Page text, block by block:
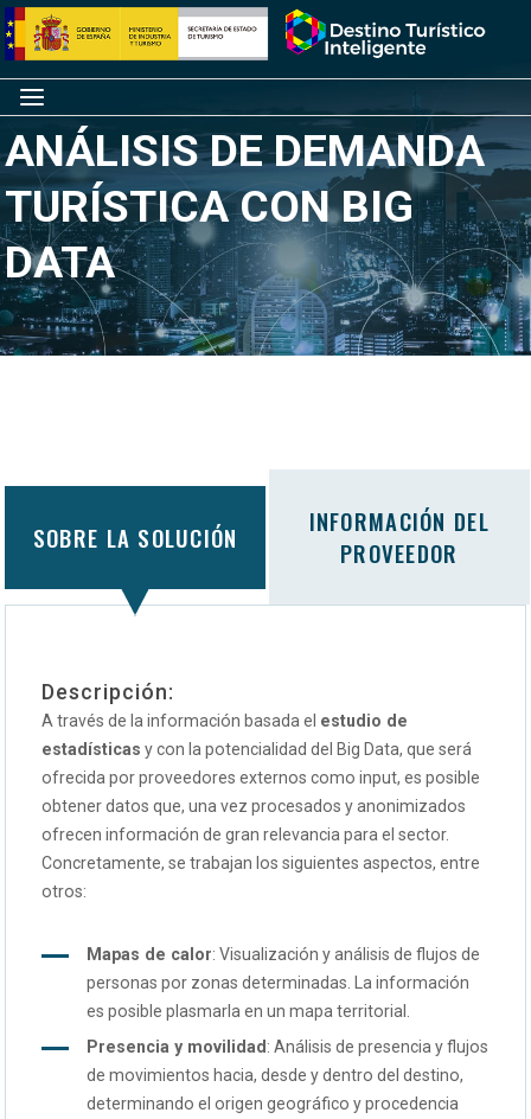
Saltar
al
contenido
Inicio
Menú
ANÁLISIS DE DEMANDA
TURÍSTICA CON BIG
DATA
SOBRE LA SOLUCIÓN
INFORMACIÓN DEL
PROVEEDOR
Descripción:
A través de la información basada el estudio de
estadísticas y con la potencialidad del Big Data, que será
ofrecida por proveedores externos como input, es posible
obtener datos que, una vez procesados y anonimizados
ofrecen información de gran relevancia para el sector.
Concretamente, se trabajan los siguientes aspectos, entre
otros:
Mapas de calor: Visualización y análisis de flujos de
personas por zonas determinadas. La información
es posible plasmarla en un mapa territorial.
Presencia y movilidad : Análisis de presencia y flujos
de movimientos hacia, desde y dentro del destino,
determinando el origen geográfico y procedencia